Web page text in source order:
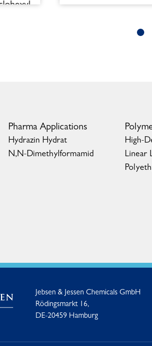
Pharma Applications
Hydrazin Hydrat
N,N-Dimethylformamid
High-
Linear
Jebsen & Jessen Chemicals GmbH
Rödingsmarkt 16,
DE-20459 Hamburg